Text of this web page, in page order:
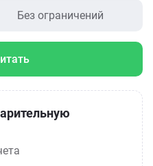
Без ограничений